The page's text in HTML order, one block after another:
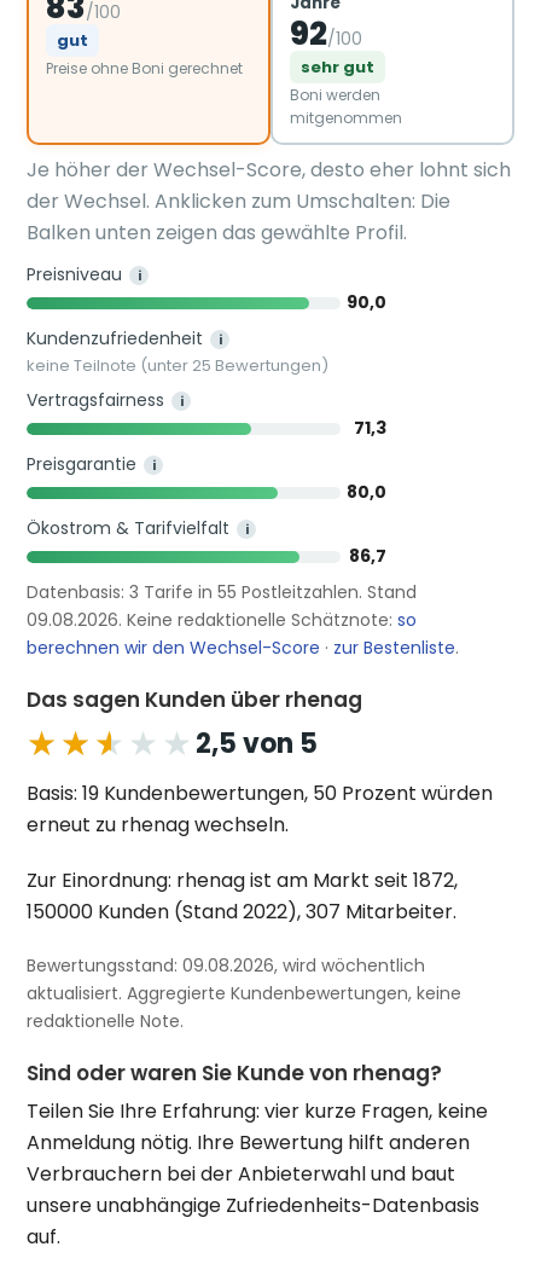
/100
gut
Preise ohne Boni gerechnet
92/100
sehr gut
Boni werden
mitgenommen
Je höher der Wechsel-Score, desto eher lohnt sich
der Wechsel. Anklicken zum Umschalten: Die
Balken unten zeigen das gewählte Profil.
Preisniveau i
90,0
Kundenzufriedenheit
i
keine Teilnote (unter 25 Bewertungen)
Vertragsfairness i
71,3
Preisgarantie
i
80,0
Ökostrom & Tarifvielfalt
i
86,7
Datenbasis: 3 Tarife in 55 Postleitzahlen. Stand
09.08.2026. Keine redaktionelle Schätznote:so
berechnen wir den Wechsel-Score · zur Bestenliste.
Das sagen Kunden über rhenag
★★★★★
★★★★★ 2,5 von 5
Basis: 19 Kundenbewertungen, 50 Prozent würden
erneut zu rhenag wechseln.
Zur Einordnung: rhenag ist am Markt seit 1872,
150000 Kunden (Stand 2022), 307 Mitarbeiter.
Bewertungsstand: 09.08.2026, wird wöchentlich
aktualisiert. Aggregierte Kundenbewertungen, keine
redaktionelle Note.
Sind oder waren Sie Kunde von rhenag?
Teilen Sie Ihre Erfahrung: vier kurze Fragen, keine
Anmeldung nötig. Ihre Bewertung hilft anderen
Verbrauchern bei der Anbieterwahl und baut
unsere unabhängige Zufriedenheits-Datenbasis
auf.